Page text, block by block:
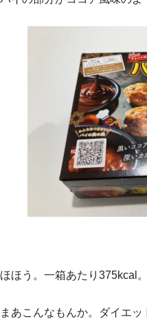
ほほう。一箱あたり375kcal。
まあこんなもんか。ダイエ